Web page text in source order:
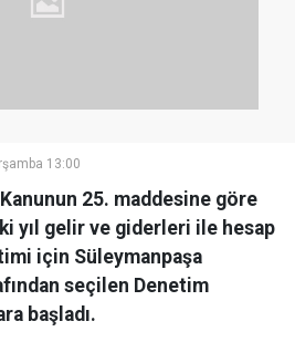
13:00
25. maddesine göre
yıl gelir ve giderleri ile hesap
için Süleymanpaşa
seçilen Denetim
başladı.